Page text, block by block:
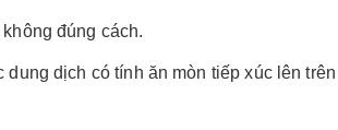
đúng cách.
dịch có tính ăn mòn tiếp xúc lên